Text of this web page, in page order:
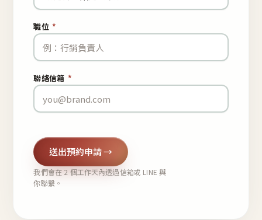
職位 *
聯絡信箱 *
送出預約申請 →
我們會在 2 個工作天內透過信箱或 LINE 與
你聯繫。